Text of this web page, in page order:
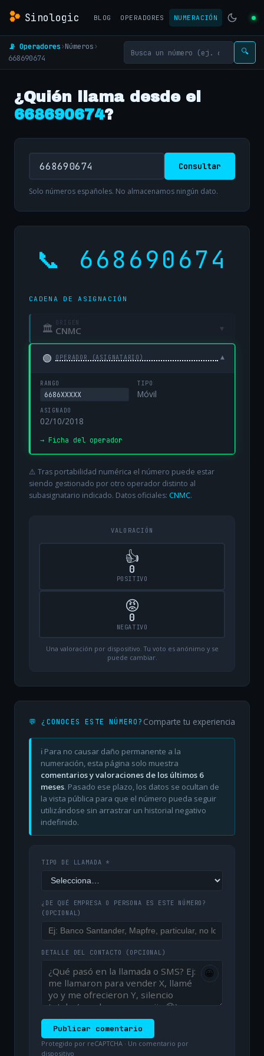
Sinologic BLOG OPERADORES NUMERACIÓN
📡 Operadores›Números›
668690674
🔍
¿Quién llama desde el
668690674?
Consultar
Solo números españoles. No almacenamos ningún dato.
📞 668690674
CADENA DE ASIGNACIÓN
🏛 ORIGEN
CNMC ▾
🟢 OPERADOR (ASIGNATARIO) ▾
RANGO
6686XXXXX
TIPO
Móvil
ASIGNADO
02/10/2018
→ Ficha del operador
⚠️ Tras portabilidad numérica el número puede estar
siendo gestionado por otro operador distinto al
subasignatario indicado. Datos oficiales: CNMC.
VALORACIÓN
👍
0
POSITIVO
😡
0
NEGATIVO
Una valoración por dispositivo. Tu voto es anónimo y se
puede cambiar.
💬 ¿CONOCES ESTE NÚMERO? Comparte tu experiencia
ℹ️ Para no causar daño permanente a la
numeración, esta página solo muestra
comentarios y valoraciones de los últimos 6
meses. Pasado ese plazo, los datos se ocultan de
la vista pública para que el número pueda seguir
utilizándose sin arrastrar un historial negativo
indefinido.
TIPO DE LLAMADA *
¿DE QUÉ EMPRESA O PERSONA ES ESTE NÚMERO?
(OPCIONAL)
DETALLE DEL CONTACTO (OPCIONAL)
😀
Publicar comentario
Protegido por reCAPTCHA · Un comentario por
dispositivo